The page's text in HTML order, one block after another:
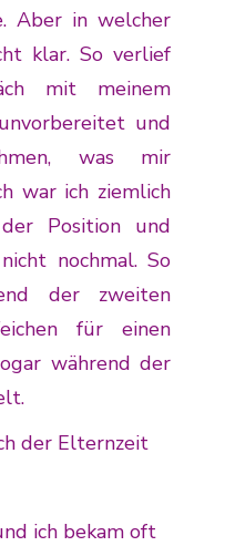
Aber in welcher
klar. So verlief
mit meinem
und
was mir
war ich ziemlich
Position und
nochmal. So
der zweiten
für einen
während der
der Elternzeit
ich bekam oft